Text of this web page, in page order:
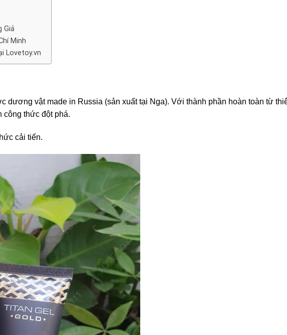
Giả
Minh
Lovetoy.vn
dương vật made in Russia (sản xuất tại Nga). Với thành phần hoàn toàn từ
công thức đột phá.
cải tiến.